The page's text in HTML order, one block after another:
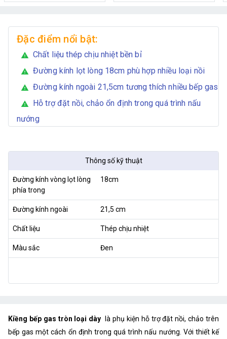
Đặc điểm nổi bật:
warning Chất liệu thép chịu nhiệt bền bỉ
warning Đường kính lọt lòng 18cm phù hợp nhiều loại nồi
warning Đường kính ngoài 21,5cm tương thích nhiều bếp gas
warning
Hỗ trợ đặt nồi, chảo ổn định trong quá trình nấu
nướng
Thông số kỹ thuật
Đường kính vòng lọt lòng
phía trong
18cm
Đường kính ngoài 21,5 cm
Chất liệu Thép chịu nhiệt
Màu sắc Đen
Kiềng bếp gas tròn loại dày là phụ kiện hỗ trợ đặt nồi, chảo trên
bếp gas một cách ổn định trong quá trình nấu nướng. Với thiết kế